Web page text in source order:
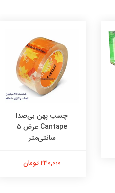
چسب پهن بی‌صدا
Cantape عرض ۵
سانتی‌متر
230,000 تومان